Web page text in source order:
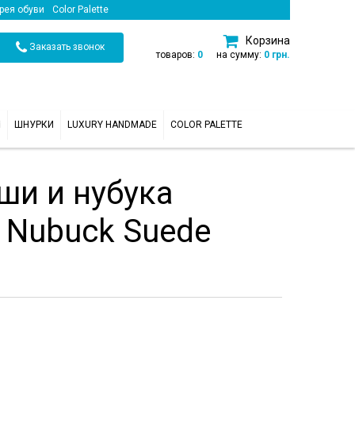
обуви Color Palette
Заказать звонок
Корзина
товаров: 0 на сумму: 0 грн.
ШНУРКИ LUXURY HANDMADE COLOR PALETTE
и нубука
Suede